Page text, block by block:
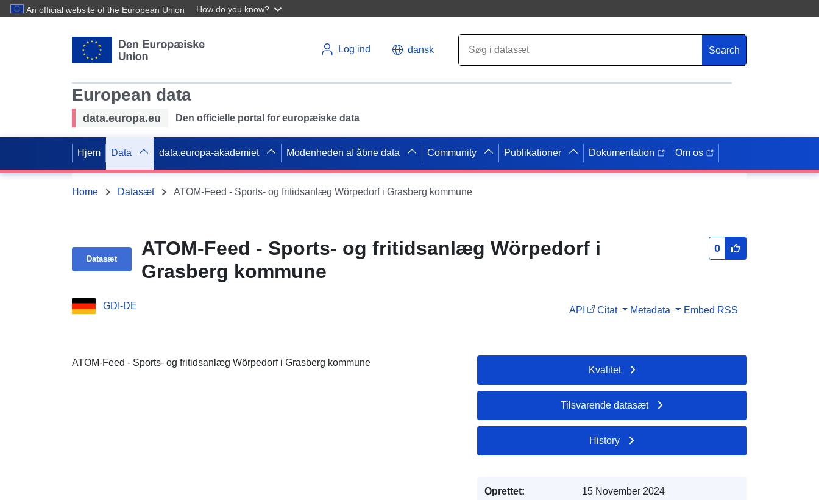
An official website of the European Union How do you know?
Log ind dansk Search
European data
data.europa.eu Den officielle portal for europæiske data
Hjem Data data.europa-akademiet Modenheden af åbne data Community Publikationer Dokumentation Om os
Home Datasæt ATOM-Feed - Sports- og fritidsanlæg Wörpedorf i Grasberg kommune
Datasæt
ATOM-Feed - Sports- og fritidsanlæg Wörpedorf i
Grasberg kommune
0
GDI-DE API Citat Metadata Embed RSS
ATOM-Feed - Sports- og fritidsanlæg Wörpedorf i Grasberg kommune
Kvalitet
Tilsvarende datasæt
History
Oprettet: 15 November 2024